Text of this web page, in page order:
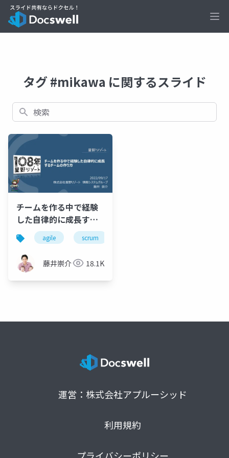
タグ #mikawa に関するスライド
検索
チームを作る中で経験
した自律的に成長する
チームの作り方
agile scrum
藤井崇介 18.1K
運営：株式会社アプルーシッド
利用規約
プライバシーポリシー